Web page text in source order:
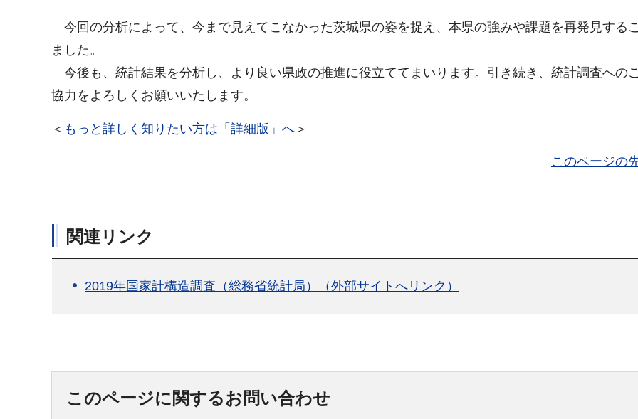
今回の分析によって、今まで見えてこなかった茨城県の姿を捉え、本県の強みや課題を再発見する
ました。
今後も、統計結果を分析し、より良い県政の推進に役立ててまいります。引き続き、統計調査への
協力をよろしくお願いいたします。
＜ もっと詳しく知りたい方は「詳細版」へ ＞
このページの
関連リンク
2019年国家計構造調査（総務省統計局）（外部サイトへリンク）
このページに関するお問い合わせ